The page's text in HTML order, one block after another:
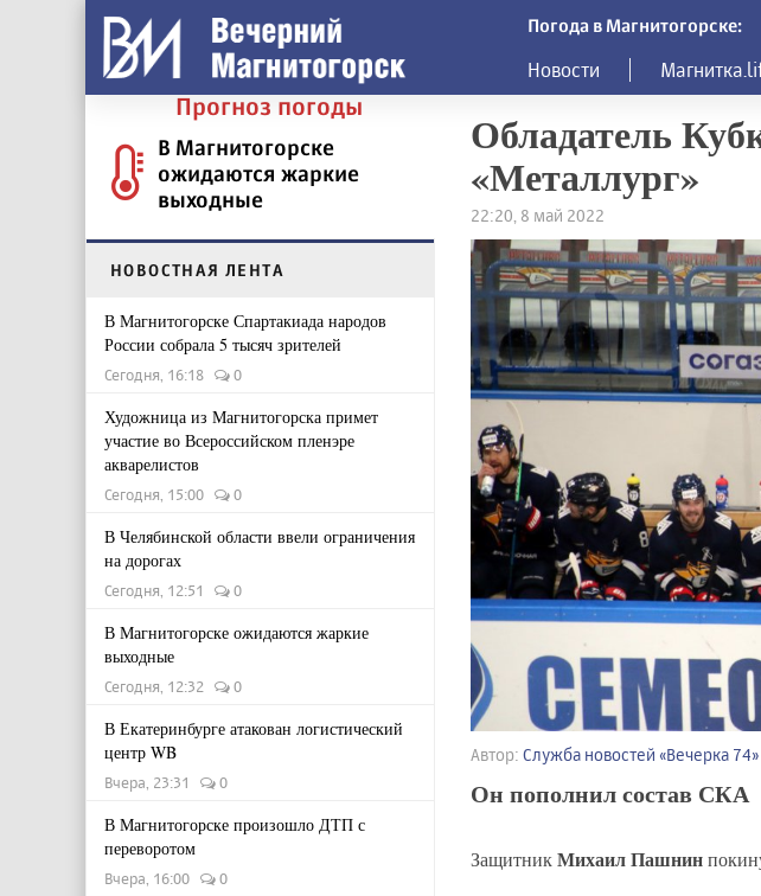
Погода в Магнитогорске:
Новости
Прогноз погоды
В Магнитогорске
ожидаются жаркие
выходные
НОВОСТНАЯ ЛЕНТА
В Магнитогорске Спартакиада народов
России собрала 5 тысяч зрителей
Сегодня, 16:18 0
Художница из Магнитогорска примет
участие во Всероссийском пленэре
акварелистов
Сегодня, 15:00 0
В Челябинской области ввели ограничения
на дорогах
Сегодня, 12:51 0
В Магнитогорске ожидаются жаркие
выходные
Сегодня, 12:32 0
В Екатеринбурге атакован логистический
центр WB
Вчера, 23:31 0
В Магнитогорске произошло ДТП с
переворотом
Вчера, 16:00 0
Обладатель
«Металлург»
22:20, 8 май 2022
Автор: Служба новостей «Вечерка 74»
Он пополнил состав СКА
ЗащитникМихаил Пашнин